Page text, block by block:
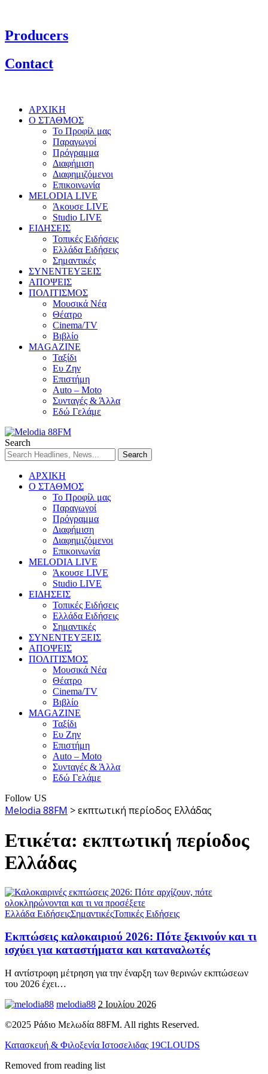
Producers
Contact
ΑΡΧΙΚΗ
Ο ΣΤΑΘΜΟΣ
Το Προφίλ μας
Παραγωγοί
Πρόγραμμα
Διαφήμιση
Διαφημιζόμενοι
Επικοινωνία
MELODIA LIVE
Άκουσε LIVE
Studio LIVE
ΕΙΔΗΣΕΙΣ
Τοπικές Ειδήσεις
Ελλάδα Ειδήσεις
Σημαντικές
ΣΥΝΕΝΤΕΥΞΕΙΣ
ΑΠΟΨΕΙΣ
ΠΟΛΙΤΙΣΜΟΣ
Μουσικά Νέα
Θέατρο
Cinema/TV
Βιβλίο
MAGAZINE
Ταξίδι
Ευ Ζην
Επιστήμη
Auto – Moto
Συνταγές & Άλλα
Εδώ Γελάμε
Search
ΑΡΧΙΚΗ
Ο ΣΤΑΘΜΟΣ
Το Προφίλ μας
Παραγωγοί
Πρόγραμμα
Διαφήμιση
Διαφημιζόμενοι
Επικοινωνία
MELODIA LIVE
Άκουσε LIVE
Studio LIVE
ΕΙΔΗΣΕΙΣ
Τοπικές Ειδήσεις
Ελλάδα Ειδήσεις
Σημαντικές
ΣΥΝΕΝΤΕΥΞΕΙΣ
ΑΠΟΨΕΙΣ
ΠΟΛΙΤΙΣΜΟΣ
Μουσικά Νέα
Θέατρο
Cinema/TV
Βιβλίο
MAGAZINE
Ταξίδι
Ευ Ζην
Επιστήμη
Auto – Moto
Συνταγές & Άλλα
Εδώ Γελάμε
Follow US
Melodia 88FM >εκπτωτική περίοδος Ελλάδας
Ετικέτα: εκπτωτική περίοδος
Ελλάδας
Ελλάδα ΕιδήσειςΣημαντικέςΤοπικές Ειδήσεις
Εκπτώσεις καλοκαιριού 2026: Πότε ξεκινούν και τι
ισχύει για καταστήματα και καταναλωτές
Η αντίστροφη μέτρηση για την έναρξη των θερινών εκπτώσεων
του 2026 έχει…
melodia88 2 Ιουλίου 2026
©2025 Ράδιο Μελωδία 88FM. All rights Reserved.
Κατασκευή & Φιλοξενία Ιστοσελιδας 19CLOUDS
Removed from reading list